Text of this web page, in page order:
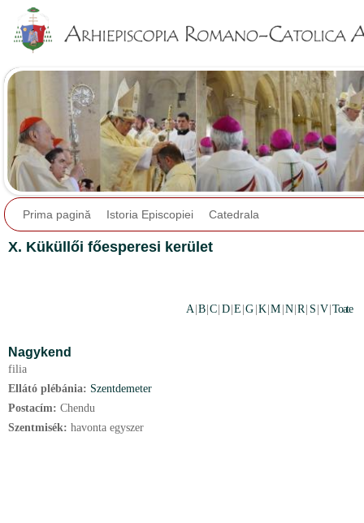
Prima pagină Istoria Episcopiei Catedrala
X. Küküllői főesperesi kerület
A B |C D |E |G K |M N |R S V |Toate
Nagykend
filia
Ellátó plébánia: Szentdemeter
Postacím: Chendu
Szentmisék: havonta egyszer